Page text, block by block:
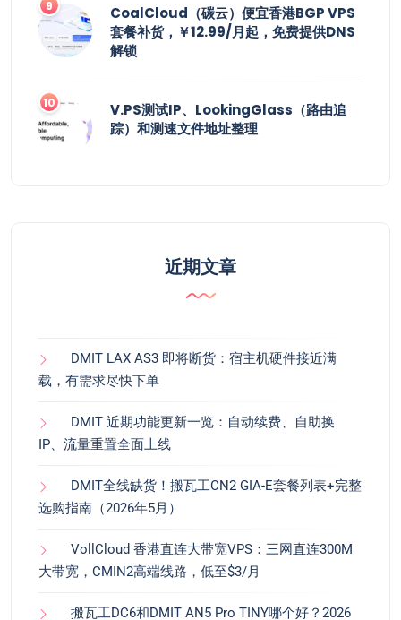
CoalCloud（碳云）便宜香港BGP VPS
套餐补货，￥12.99/月起，免费提供DNS
解锁
V.PS测试IP、LookingGlass（路由追
踪）和测速文件地址整理
近期文章
DMIT LAX AS3 即将断货：宿主机硬件接近满
载，有需求尽快下单
DMIT 近期功能更新一览：自动续费、自助换
IP、流量重置全面上线
DMIT全线缺货！搬瓦工CN2 GIA-E套餐列表+完整
选购指南（2026年5月）
VollCloud 香港直连大带宽VPS：三网直连300M
大带宽，CMIN2高端线路，低至$3/月
搬瓦工DC6和DMIT AN5 Pro TINY哪个好？2026